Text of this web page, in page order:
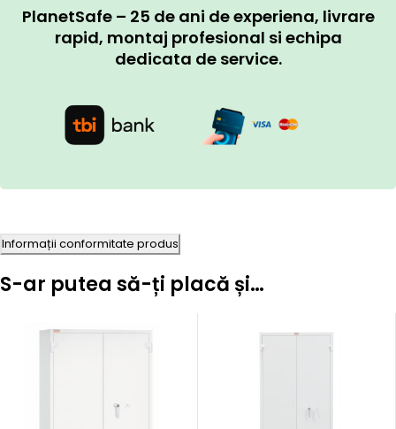
PlanetSafe – 25 de ani de experiena, livrare
rapid, montaj profesional si echipa
dedicata de service.
Informații conformitate produs
S-ar putea să-ți placă și…